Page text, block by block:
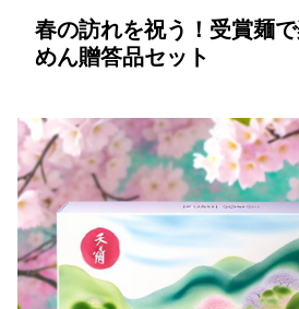
春の訪れを祝う！受賞麺
めん贈答品セット